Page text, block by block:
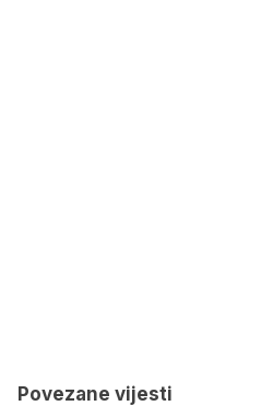
Povezane vijesti